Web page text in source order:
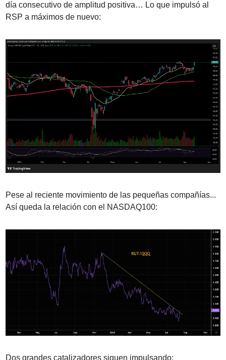
día consecutivo de amplitud positiva… Lo que impulsó al
RSP a máximos de nuevo:
Pese al reciente movimiento de las pequeñas compañías...
Así queda la relación con el NASDAQ100:
Dos grandes catalizadores siguen impulsando: